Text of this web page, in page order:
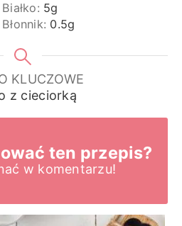
Białko: 5g
Błonnik: 0.5g
KLUCZOWE
z cieciorką
ten przepis?
w komentarzu!